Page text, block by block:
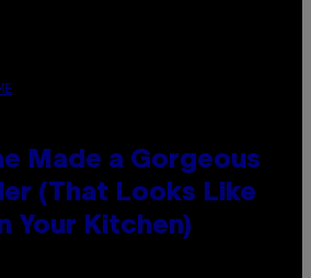
Made a Gorgeous
(That Looks Like
Your Kitchen)